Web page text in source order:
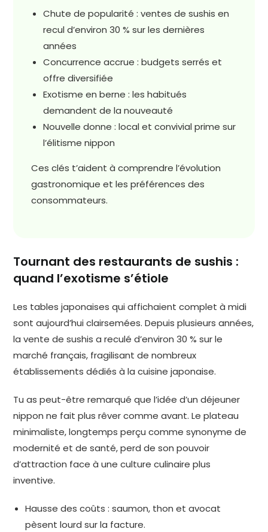
Chute de popularité : ventes de sushis en
recul d’environ 30 % sur les dernières
années
Concurrence accrue : budgets serrés et
offre diversifiée
Exotisme en berne : les habitués
demandent de la nouveauté
Nouvelle donne : local et convivial prime sur
l’élitisme nippon
Ces clés t’aident à comprendre l’évolution
gastronomique et les préférences des
consommateurs.
Tournant des restaurants de sushis :
quand l’exotisme s’étiole
Les tables japonaises qui affichaient complet à midi
sont aujourd’hui clairsemées. Depuis plusieurs années,
la vente de sushis a reculé d’environ 30 % sur le
marché français, fragilisant de nombreux
établissements dédiés à la cuisine japonaise.
Tu as peut-être remarqué que l’idée d’un déjeuner
nippon ne fait plus rêver comme avant. Le plateau
minimaliste, longtemps perçu comme synonyme de
modernité et de santé, perd de son pouvoir
d’attraction face à une culture culinaire plus
inventive.
Hausse des coûts : saumon, thon et avocat
pèsent lourd sur la facture.